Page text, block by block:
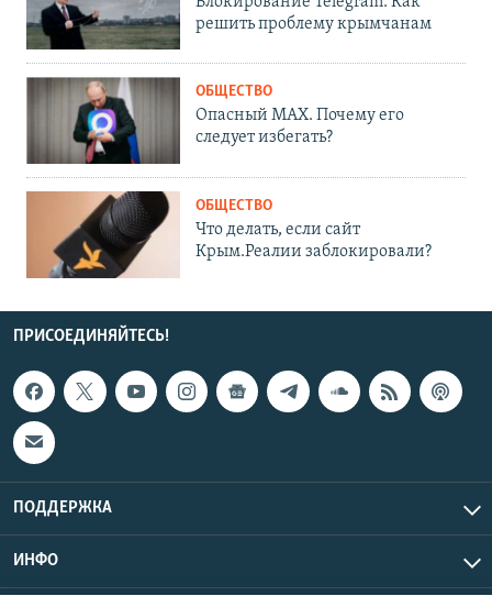
решить проблему крымчанам
ОБЩЕСТВО
Опасный MAX. Почему его
следует избегать?
ОБЩЕСТВО
Что делать, если сайт
Крым.Реалии заблокировали?
ПРИСОЕДИНЯЙТЕСЬ!
ПОДДЕРЖКА
ИНФО